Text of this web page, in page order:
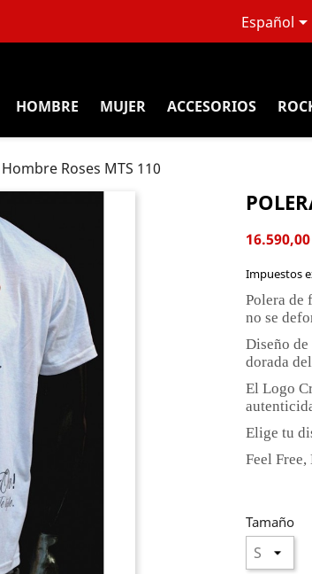
Español
HOMBRE MUJER ACCESORIOS
Roses MTS 110
Impuestos
Polera de
no se
Diseño
dorada
El Logo
Elige tu
Feel
Tamaño